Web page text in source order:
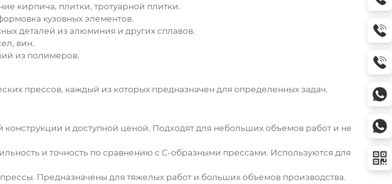
кирпича, плитки, тротуарной плитки.
кузовных элементов.
деталей из алюминия и других сплавов.
вин.
из полимеров.
прессов, каждый из которых предназначен для определенных задач.
конструкции и доступной ценой. Подходят для небольших объемов работ и не
и точность по сравнению с С-образными прессами. Используются для
Предназначены для тяжелых работ и больших объемов производства.